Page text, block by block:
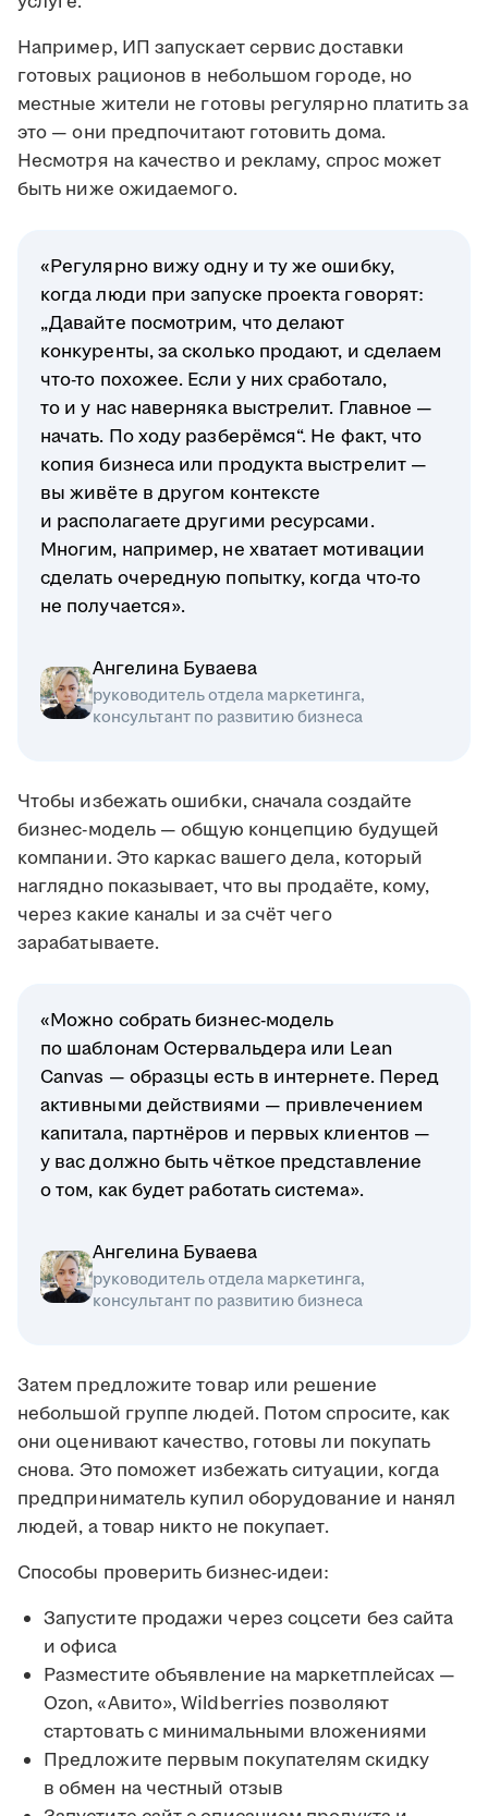
Например, ИП запускает сервис доставки
готовых рационов в небольшом городе, но
местные жители не готовы регулярно платить за
это — они предпочитают готовить дома.
Несмотря на качество и рекламу, спрос может
быть ниже ожидаемого.
«Регулярно вижу одну и ту же ошибку,
когда люди при запуске проекта говорят:
„Давайте посмотрим, что делают
конкуренты, за сколько продают, и сделаем
что-то похожее. Если у них сработало,
то и у нас наверняка выстрелит. Главное —
начать. По ходу разберёмся“. Не факт, что
копия бизнеса или продукта выстрелит —
вы живёте в другом контексте
и располагаете другими ресурсами.
Многим, например, не хватает мотивации
сделать очередную попытку, когда что-то
не получается».
Ангелина Буваева
руководитель отдела маркетинга,
консультант по развитию бизнеса
Чтобы избежать ошибки, сначала создайте
бизнес-модель — общую концепцию будущей
компании. Это каркас вашего дела, который
наглядно показывает, что вы продаёте, кому,
через какие каналы и за счёт чего
зарабатываете.
«Можно собрать бизнес-модель
по шаблонам Остервальдера или Lean
Canvas — образцы есть в интернете. Перед
активными действиями — привлечением
капитала, партнёров и первых клиентов —
у вас должно быть чёткое представление
о том, как будет работать система».
Ангелина Буваева
руководитель отдела маркетинга,
консультант по развитию бизнеса
Затем предложите товар или решение
небольшой группе людей. Потом спросите, как
они оценивают качество, готовы ли покупать
снова. Это поможет избежать ситуации, когда
предприниматель купил оборудование и нанял
людей, а товар никто не покупает.
Способы проверить бизнес-идеи:
Запустите продажи через соцсети без сайта
и офиса
Разместите объявление на маркетплейсах —
Ozon, «Авито», Wildberries позволяют
стартовать с минимальными вложениями
Предложите первым покупателям скидку
в обмен на честный отзыв